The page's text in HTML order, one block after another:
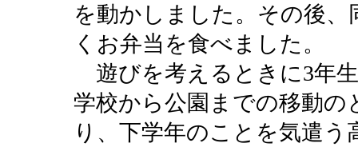
を動かしました。その後
くお弁当を食べました。
遊びを考えるときに3年
学校から公園までの移動の
り、下学年のことを気遣